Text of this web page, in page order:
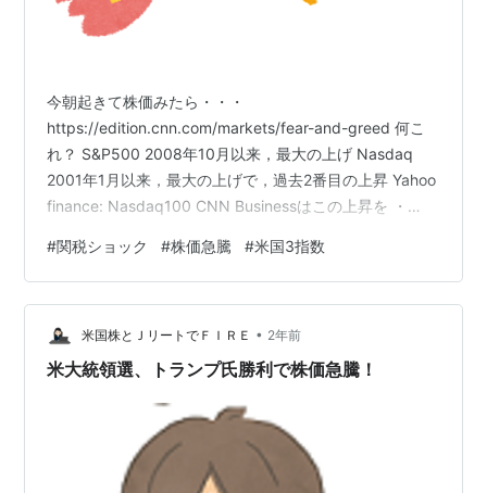
今朝起きて株価みたら・・・
https://edition.cnn.com/markets/fear-and-greed 何こ
れ？ S&P500 2008年10月以来，最大の上げ Nasdaq
2001年1月以来，最大の上げで，過去2番目の上昇 Yahoo
finance: Nasdaq100 CNN Businessはこの上昇を ・
edition.cnn.com とりあえず，昨日，東証上場ETFを買い
増ししておいたのは，功を奏したのかな？ でも，こうい
うこともあるから，寝る前の米国株・ETFの成行注文は怖
い…
#関税ショック #株価急騰 #米国3指数
米国株とＪリートでＦＩＲＥ • 2年前
米大統領選、トランプ氏勝利で株価急騰！